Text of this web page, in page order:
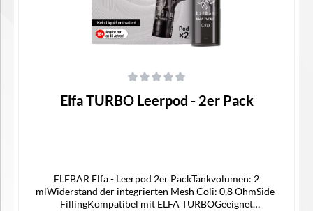
Elfa TURBO Leerpod - 2er Pack
ELFBAR Elfa - Leerpod 2er PackTankvolumen: 2
mlWiderstand der integrierten Mesh Coli: 0,8 OhmSide-
FillingKompatibel mit ELFA TURBOGeeignet